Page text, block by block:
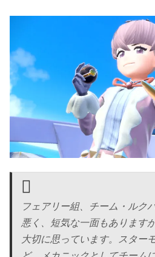
フェアリー組、チーム・ルク
悪く、短気な一面もあります
大切に思っています。スター